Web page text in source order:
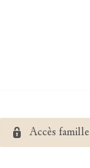
Accès famille